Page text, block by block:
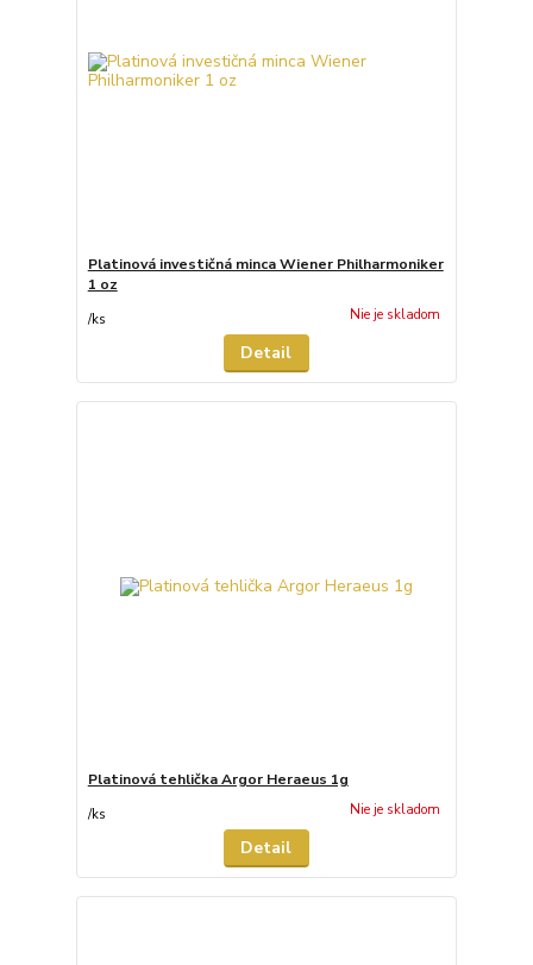
Platinová investičná minca Wiener Philharmoniker
1 oz
/ks Nie je skladom
Detail
Platinová tehlička Argor Heraeus 1g
/ks Nie je skladom
Detail